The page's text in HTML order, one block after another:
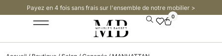
Payez en 4 fois sans frais sur l'ensemble de notre mobilier >​
0